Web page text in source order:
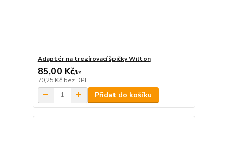
Adaptér na trezírovací špičky Wilton
85,00 Kč/ks
70,25 Kč bez DPH
Přidat do košíku